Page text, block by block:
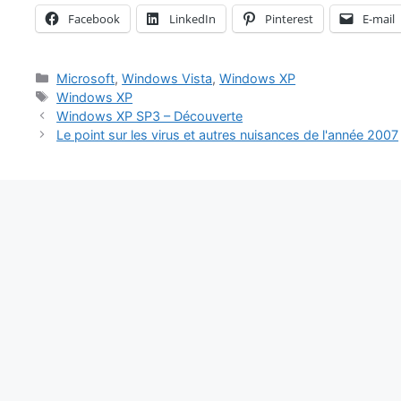
Facebook LinkedIn Pinterest E-mail
Catégories
Microsoft,Windows Vista,Windows XP
Étiquettes
Windows XP
Windows XP SP3 – Découverte
Le point sur les virus et autres nuisances de l'année 2007